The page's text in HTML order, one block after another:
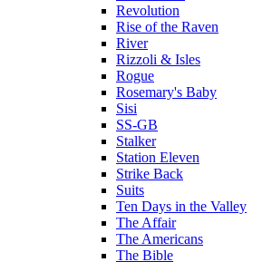
Revolution
Rise of the Raven
River
Rizzoli & Isles
Rogue
Rosemary's Baby
Sisi
SS-GB
Stalker
Station Eleven
Strike Back
Suits
Ten Days in the Valley
The Affair
The Americans
The Bible